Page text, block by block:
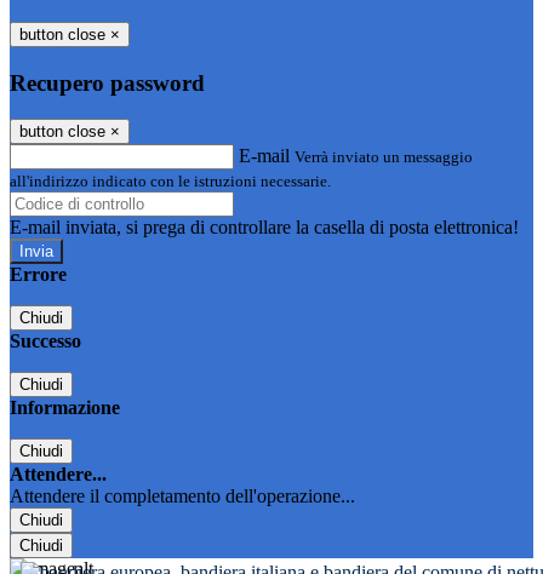
button close ×
Recupero password
button close ×
E-mail Verrà inviato un messaggio
all'indirizzo indicato con le istruzioni necessarie.
E-mail inviata, si prega di controllare la casella di posta elettronica!
Errore
Chiudi
Successo
Chiudi
Informazione
Chiudi
Attendere...
Attendere il completamento dell'operazione...
Chiudi
Chiudi